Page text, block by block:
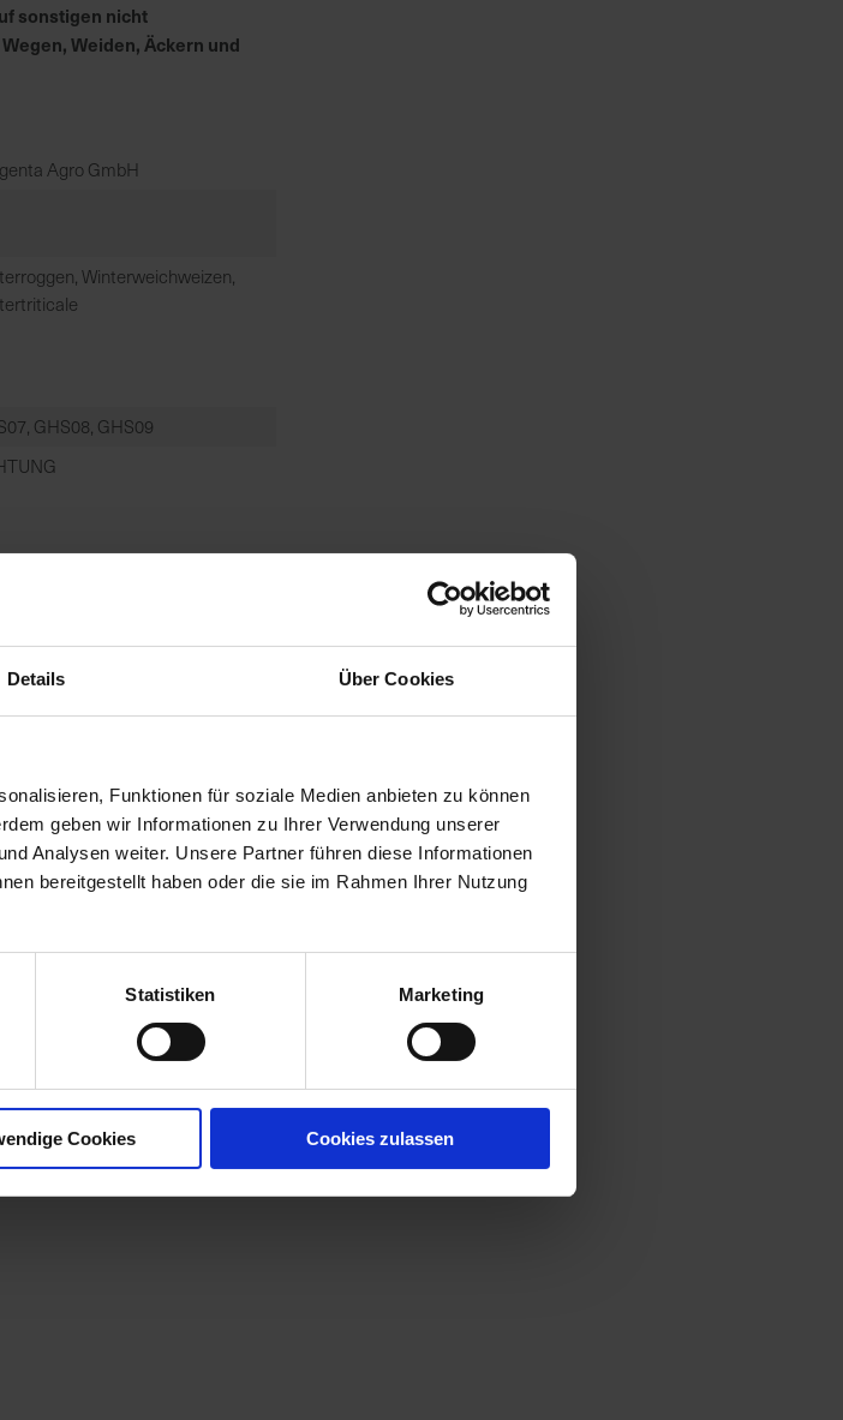
Details Über Cookies
Funktionen für soziale Medien anbieten zu können
geben wir Informationen zu Ihrer Verwendung unserer
Analysen weiter. Unsere Partner führen diese Informationen
bereitgestellt haben oder die sie im Rahmen Ihrer Nutzung
Statistiken Marketing
Cookies Cookies zulassen
sonstigen nicht
Weiden, Äckern und
Agro GmbH
Winterweichweizen,
GHS08, GHS09
DAS MITTEL WIRD BIS ZU